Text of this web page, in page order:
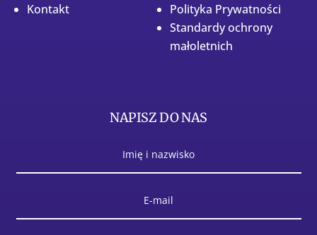
Kontakt
Polityka Prywatności
Standardy ochrony
małoletnich
NAPISZ DO NAS